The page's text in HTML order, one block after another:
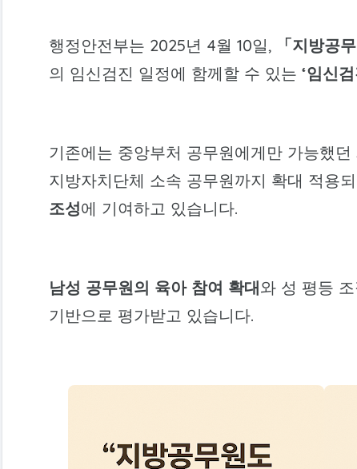
행정안전부는 2025년 4월 10일,
「지방공
의 임신검진 일정에 함께할 수 있는 ‘임신
기존에는 중앙부처 공무원에게만 가능했
지방자치단체 소속 공무원까지 확대 적용
조성에 기여하고 있습니다.
남성 공무원의 육아 참여 확대와 성 평등
기반으로 평가받고 있습니다.